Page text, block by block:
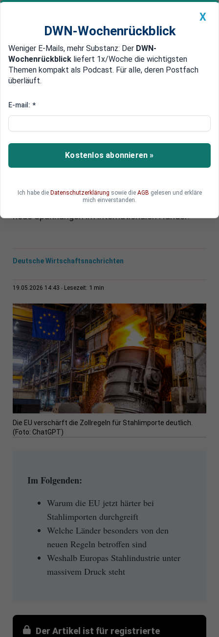
Newsticker MEIN DWN: Geldanlage Premium
Edelmetalle DWN-Magazin China
Schutz für Stahlindustrie: EU
Stahlimporte
Europas Stahlhersteller kämpfen seit Jahren
gegen günstige Importe aus dem Ausland. Nun
Zollregeln deutlich. Weniger Stahl soll künftig
zollfrei eingeführt werden dürfen. Drohen jetzt
neue Spannungen im internationalen Handel?
Deutsche Wirtschaftsnachrichten
19.05.2026 14:43 Lesezeit: 1 min
Die EU verschärft die Zollregeln für Stahlimporte deutlich.
(Foto: ChatGPT)
Im Folgenden:
Warum die EU jetzt härter bei
Stahlimporten durchgreift
Welche Länder besonders von den
neuen Regeln betroffen sind
Weshalb Europas Stahlindustrie unter
massivem Druck steht
Der Artikel ist für registrierte
X
DWN-Wochenrückblick
Weniger E-Mails, mehr Substanz: Der DWN-
Wochenrückblick liefert 1x/Woche die wichtigsten
Themen kompakt als Podcast. Für alle, deren Postfach
überläuft.
E-mail: *
Kostenlos abonnieren »
Ich habe die Datenschutzerklärung sowie die AGB gelesen und erkläre
mich einverstanden.